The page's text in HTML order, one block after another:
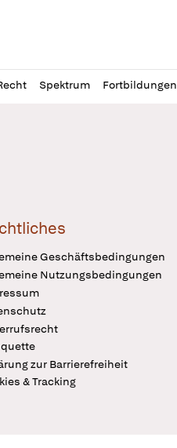
Spektrum Fortbildungen
Geschäftsbedingungen
Nutzungsbedingungen
zur Barrierefreiheit
& Tracking